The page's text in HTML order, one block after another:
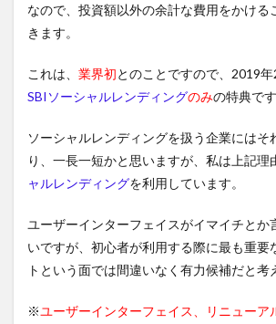
なので、投資額以外の余計な費用をかける
きます。
これは、 業界初とのことですので、2019
SBIソーシャルレンディングのみの特典です
ソーシャルレンディングを扱う企業にはそ
り、一長一短かと思いますが、私は上記理
ャルレンディングを利用しています。
ユーザーインターフェイスがイマイチとか
いですが、初心者が利用する際に最も重要
トという面では間違いなく有力候補だと考
※ユーザーインターフェイス、リニューア